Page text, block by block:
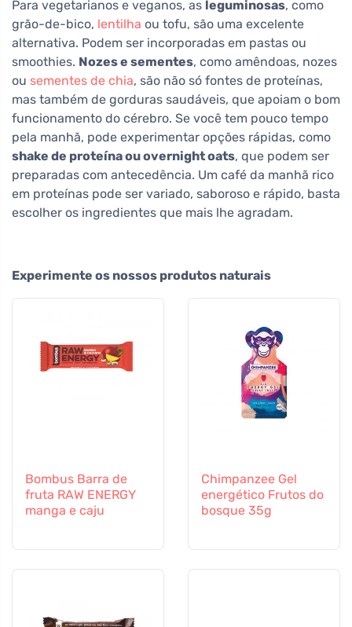
Para vegetarianos e veganos, as leguminosas, como
grão-de-bico, lentilha ou tofu, são uma excelente
alternativa. Podem ser incorporadas em pastas ou
smoothies. Nozes e sementes, como amêndoas, nozes
ou sementes de chia, são não só fontes de proteínas,
mas também de gorduras saudáveis, que apoiam o bom
funcionamento do cérebro. Se você tem pouco tempo
pela manhã, pode experimentar opções rápidas, como
shake de proteína ou overnight oats, que podem ser
preparadas com antecedência. Um café da manhã rico
em proteínas pode ser variado, saboroso e rápido, basta
escolher os ingredientes que mais lhe agradam.
Experimente os nossos produtos naturais
Bombus Barra de
fruta RAW ENERGY
manga e caju
Chimpanzee Gel
energético Frutos do
bosque 35g